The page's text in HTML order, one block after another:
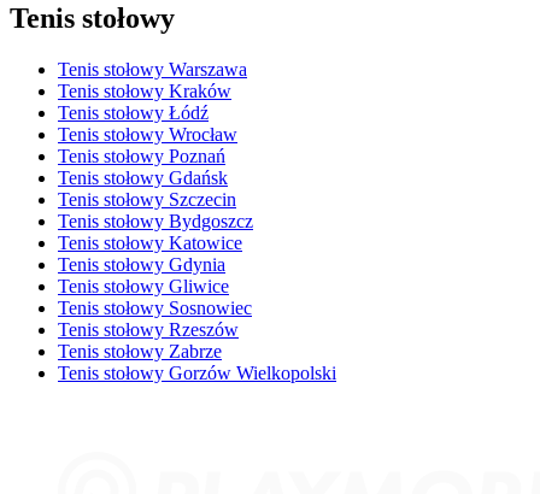
Tenis stołowy
Tenis stołowy Warszawa
Tenis stołowy Kraków
Tenis stołowy Łódź
Tenis stołowy Wrocław
Tenis stołowy Poznań
Tenis stołowy Gdańsk
Tenis stołowy Szczecin
Tenis stołowy Bydgoszcz
Tenis stołowy Katowice
Tenis stołowy Gdynia
Tenis stołowy Gliwice
Tenis stołowy Sosnowiec
Tenis stołowy Rzeszów
Tenis stołowy Zabrze
Tenis stołowy Gorzów Wielkopolski